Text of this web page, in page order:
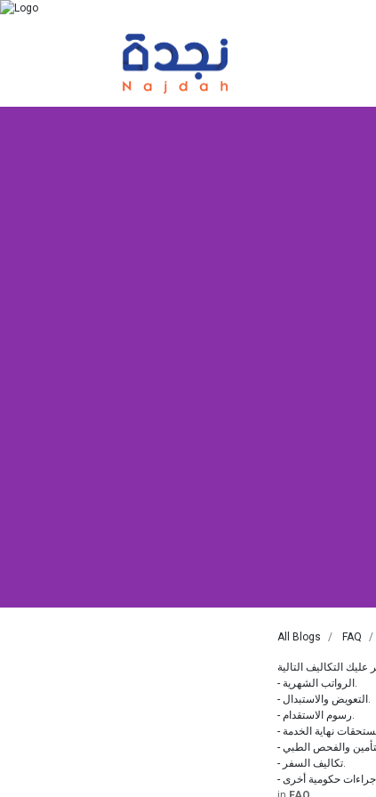
All Blogs FAQ
- الرواتب الشهرية.
- التعويض والاستبدال.
- رسوم الاستقدام.
- تكاليف السفر.